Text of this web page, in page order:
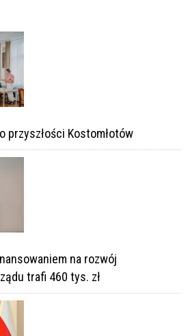
przyszłości Kostomłotów
na rozwój
trafi 460 tys. zł